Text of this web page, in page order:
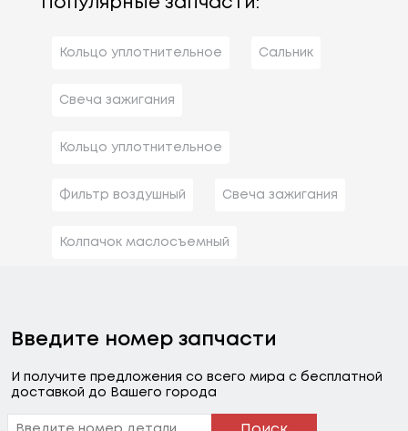
Кольцо уплотнительное Сальник
Свеча зажигания
Кольцо уплотнительное
Фильтр воздушный Свеча зажигания
Колпачок маслосъемный
Введите номер запчасти
И получите предложения со всего мира с бесплатной
доставкой до Вашего города